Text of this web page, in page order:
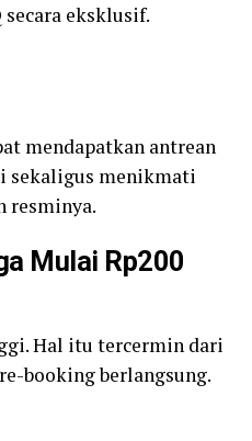
eksklusif.
mendapatkan antrean
sekaligus menikmati
resminya.
Mulai Rp200
Hal itu tercermin dari
booking berlangsung.